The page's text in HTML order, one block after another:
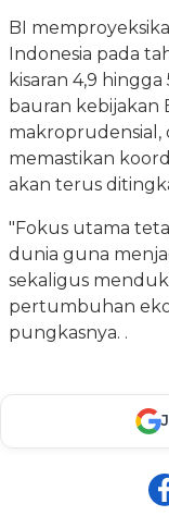
BI
Indonesia pada
kisaran 4,9
bauran kebijakan
makroprudensial,
memastikan
akan terus
"Fokus utama
dunia guna
sekaligus
pertumbuhan
pungkasnya. .